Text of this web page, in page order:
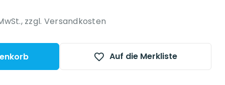
}}
zzgl. Versandkosten
Auf die Merkliste